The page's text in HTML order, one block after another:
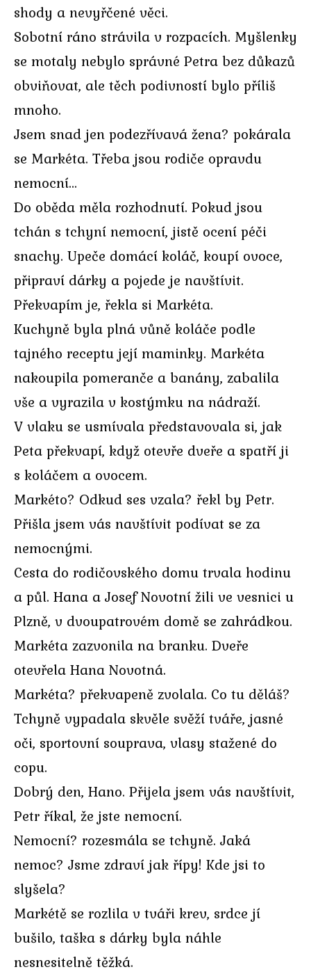
shody a nevyřčené věci.
Sobotní ráno strávila v rozpacích. Myšlenky
se motaly nebylo správné Petra bez důkazů
obviňovat, ale těch podivností bylo příliš
mnoho.
Jsem snad jen podezřívavá žena? pokárala
se Markéta. Třeba jsou rodiče opravdu
nemocní…
Do oběda měla rozhodnutí. Pokud jsou
tchán s tchyní nemocní, jistě ocení péči
snachy. Upeče domácí koláč, koupí ovoce,
připraví dárky a pojede je navštívit.
Překvapím je, řekla si Markéta.
Kuchyně byla plná vůně koláče podle
tajného receptu její maminky. Markéta
nakoupila pomeranče a banány, zabalila
vše a vyrazila v kostýmku na nádraží.
V vlaku se usmívala představovala si, jak
Peta překvapí, když otevře dveře a spatří ji
s koláčem a ovocem.
Markéto? Odkud ses vzala? řekl by Petr.
Přišla jsem vás navštívit podívat se za
nemocnými.
Cesta do rodičovského domu trvala hodinu
a půl. Hana a Josef Novotní žili ve vesnici u
Plzně, v dvoupatrovém domě se zahrádkou.
Markéta zazvonila na branku. Dveře
otevřela Hana Novotná.
Markéta? překvapeně zvolala. Co tu děláš?
Tchyně vypadala skvěle svěží tváře, jasné
oči, sportovní souprava, vlasy stažené do
copu.
Dobrý den, Hano. Přijela jsem vás navštívit,
Petr říkal, že jste nemocní.
Nemocní? rozesmála se tchyně. Jaká
nemoc? Jsme zdraví jak řípy! Kde jsi to
slyšela?
Markétě se rozlila v tváři krev, srdce jí
bušilo, taška s dárky byla náhle
nesnesitelně těžká.